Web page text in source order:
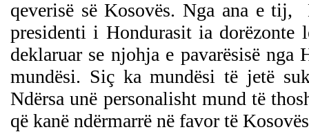
qeverisë së Kosovës. Nga ana e
presidenti i Hondurasit ia dorëzonte
deklaruar se njohja e pavarësisë
mundësi. Siç ka mundësi të jetë
Ndërsa unë personalisht mund të
që kanë ndërmarrë në favor të